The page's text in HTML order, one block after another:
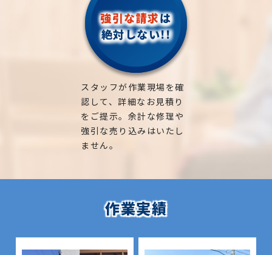
強引な請求は
絶対しない!!
スタッフが作業現場を確
認して、詳細なお見積り
をご提示。余計な修理や
強引な売り込みはいたし
ません。
作業実績